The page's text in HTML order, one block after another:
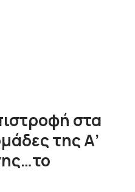
στα
της Α’